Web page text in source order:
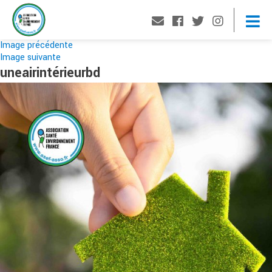
Image précédente
Image suivante
uneairintérieurbd